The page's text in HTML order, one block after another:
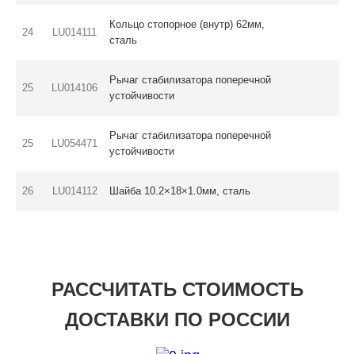
24 LU014111
Кольцо стопорное (внутр) 62мм,
сталь
25 LU014106
Рычаг стабилизатора поперечной
устойчивости
25 LU054471
Рычаг стабилизатора поперечной
устойчивости
26 LU014112 Шайба 10.2×18×1.0мм, сталь
РАССЧИТАТЬ СТОИМОСТЬ
ДОСТАВКИ ПО РОССИИ